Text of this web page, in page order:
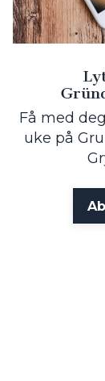
Få med
uke på